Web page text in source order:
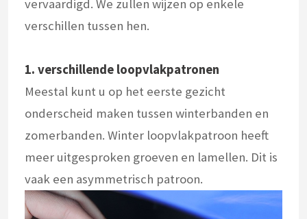
vervaardigd. We zullen wijzen op enkele
verschillen tussen hen.
1. verschillende loopvlakpatronen
Meestal kunt u op het eerste gezicht
onderscheid maken tussen winterbanden en
zomerbanden. Winter loopvlakpatroon heeft
meer uitgesproken groeven en lamellen. Dit is
vaak een asymmetrisch patroon.